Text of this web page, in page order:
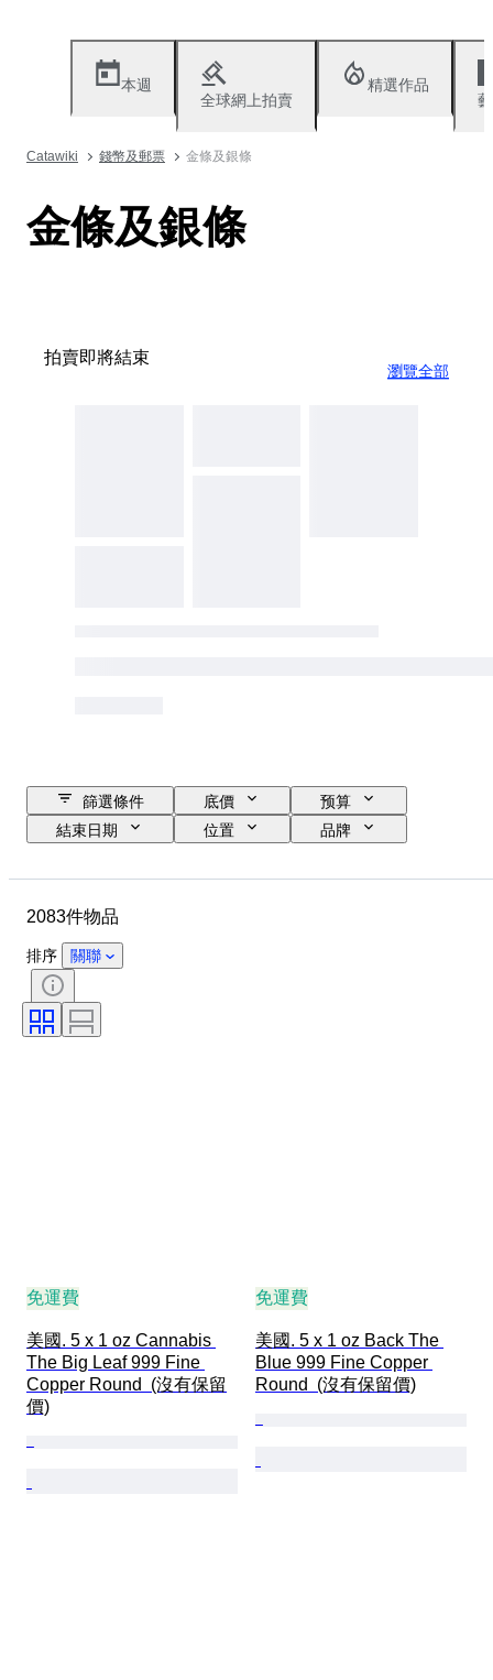
本週
全球網上拍賣
精選作品
Catawiki 錢幣及郵票 金條及銀條
金條及銀條
拍賣即將結束
瀏覽全部
篩選條件 底價
预算
結束日期
位置
品牌
細度
時代
金銀塊重量
2083件物品
排序 關聯
免運費
美國. 5 x 1 oz Cannabis
The Big Leaf 999 Fine
Copper Round  (沒有保留
價)
免運費
美國. 5 x 1 oz Back The
Blue 999 Fine Copper
Round  (沒有保留價)